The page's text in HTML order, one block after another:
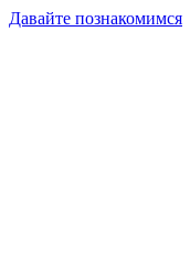
Давайте познакомимся